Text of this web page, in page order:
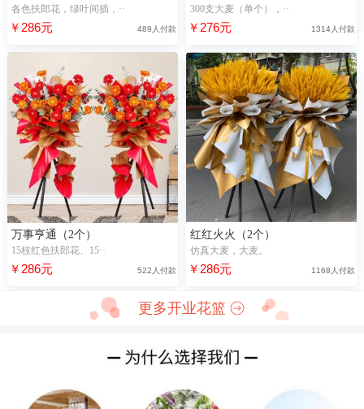
各色扶郎花，绿叶间插，··
￥286元 489人付款
300支大麦（单个），··
￥276元 1314人付款
万事亨通（2个）
15枝红色扶郎花、15··
￥286元 522人付款
红红火火（2个）
仿真大麦，大麦。
￥286元 1168人付款
更多开业花篮